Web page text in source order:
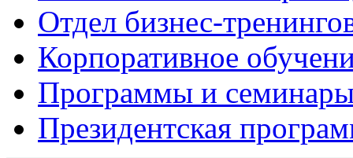
Отдел бизнес-
Корпоративное
Программы и
Президентская